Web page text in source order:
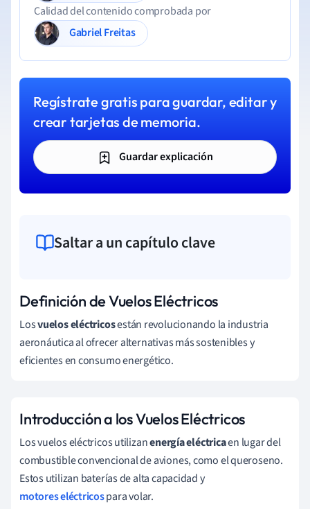
Calidad del contenido comprobada por
Gabriel Freitas
Regístrate gratis para guardar, editar y
crear tarjetas de memoria.
Guardar explicación
Saltar a un capítulo clave
Definición de Vuelos Eléctricos
Losvuelos eléctricosestán revolucionando la industria
aeronáutica al ofrecer alternativas más sostenibles y
eficientes en consumo energético.
Introducción a los Vuelos Eléctricos
Los vuelos eléctricos utilizanenergía eléctricaen lugar del
combustible convencional de aviones, como el queroseno.
Estos utilizan baterías de alta capacidad y
motores eléctricospara volar.